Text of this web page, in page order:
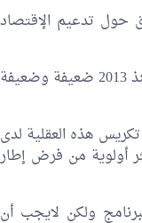
حول تدعيم الإقتصاد
مشاركة المؤسسات التونسية في البرنامج منذ 2013 ضعيفة وضعيفة
هذه العقلية لدى
أولوية من فرض إطار
ولكن لايجب أن